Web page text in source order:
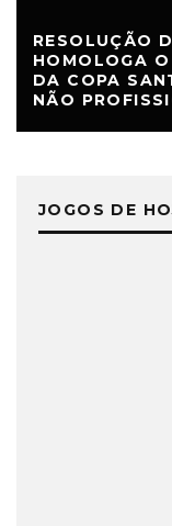
RESOLUÇÃO
HOMOLOGA
DA COPA
NÃO
JOGOS DE